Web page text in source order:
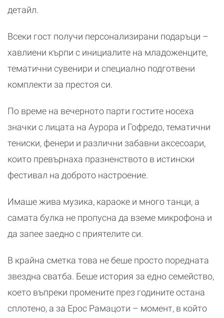
детайл.
Всеки гост получи персонализирани подаръци –
хавлиени кърпи с инициалите на младоженците,
тематични сувенири и специално подготвени
комплекти за престоя си.
По време на вечерното парти гостите носеха
значки с лицата на Аурора и Гофредо, тематични
тениски, фенери и различни забавни аксесоари,
които превърнаха празненството в истински
фестивал на доброто настроение.
Имаше жива музика, караоке и много танци, а
самата булка не пропусна да вземе микрофона и
да запее заедно с приятелите си.
В крайна сметка това не беше просто поредната
звездна сватба. Беше история за едно семейство,
което въпреки промените през годините остана
сплотено, а за Ерос Рамацоти – момент, в който